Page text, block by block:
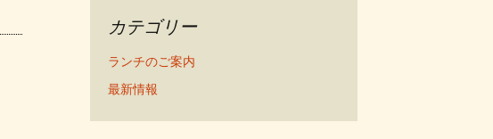
カテゴリー
ランチのご案内
最新情報